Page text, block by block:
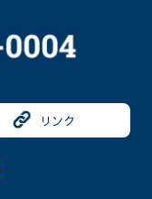
リンク